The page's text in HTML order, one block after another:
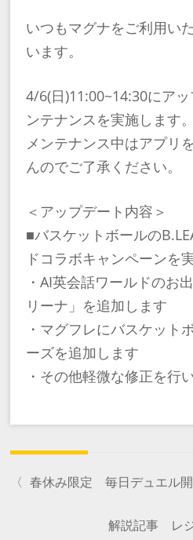
いつもマグナをご利用い
います。
4/6(日)11:00~14:30にア
ンテナンスを実施します。
メンテナンス中はアプリ
んのでご了承ください。
＜アップデート内容＞
■バスケットボールの
ドコラボキャンペーンを
・AI英会話ワールドのお
リーナ」を追加します
・マグフレにバスケット
ーズを追加します
・その他軽微な修正を行
〈 春休み限定 毎日デュエル
解説記事 レ